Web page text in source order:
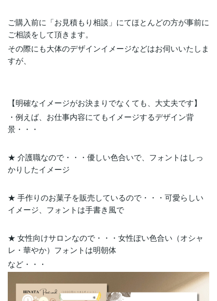
ご購入前に「お見積もり相談」にてほとんどの方が事前に
ご相談をして頂きます。
その際にも大体のデザインイメージなどはお伺いいたしま
すが、
【明確なイメージがお決まりでなくても、大丈夫です】
・例えば、お仕事内容にてもイメージするデザイン背
景・・・
★ 介護職なので・・・優しい色合いで、フォントはしっ
かりしたイメージ
★ 手作りのお菓子を販売しているので・・・可愛らしい
イメージ、フォントは手書き風で
★ 女性向けサロンなので・・・女性ぽい色合い（オシャ
レ・華やか）フォントは明朝体
など・・・